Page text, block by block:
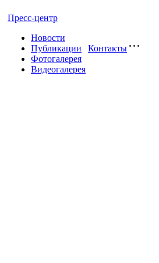
Пресс-центр
Новости
Публикации
Фотогалерея
Видеогалерея
Контакты